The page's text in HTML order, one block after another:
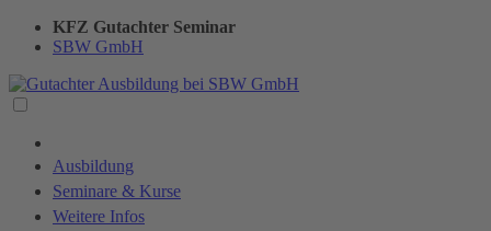
KFZ Gutachter Seminar
SBW GmbH
Ausbildung
Seminare & Kurse
Weitere Infos